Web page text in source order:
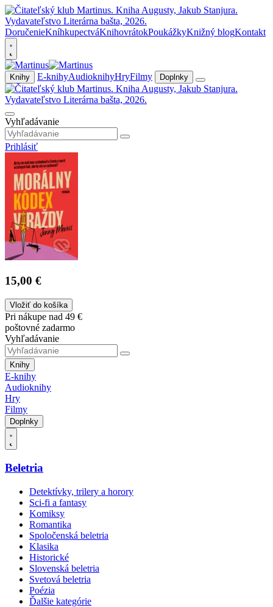
DoručenieKníhkupectváKnihovrátokPoukážkyKnižný blogKontakt
Knihy E-knihyAudioknihyHryFilmy Doplnky
Vyhľadávanie
Prihlásiť
15,00 €
Vložiť do košíka
Pri nákupe nad 49 €
poštovné zadarmo
Vyhľadávanie
Knihy
E-knihy
Audioknihy
Hry
Filmy
Doplnky
Beletria
Detektívky, trilery a horory
Sci-fi a fantasy
Komiksy
Romantika
Spoločenská beletria
Klasika
Historické
Slovenská beletria
Svetová beletria
Poézia
Ďalšie kategórie